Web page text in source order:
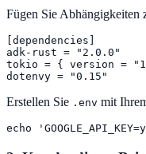
Fügen Sie Abhängigkeiten
[dependencies]
adk-rust = "2.0.0"
tokio = { version =
dotenvy = "0.15"
Erstellen Sie .env mit
echo